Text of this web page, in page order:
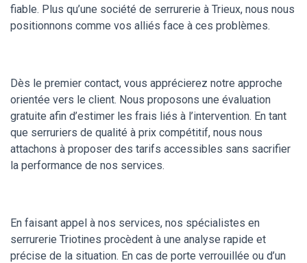
fiable. Plus qu’une société de serrurerie à Trieux, nous nous
positionnons comme vos alliés face à ces problèmes.
Dès le premier contact, vous apprécierez notre approche
orientée vers le client. Nous proposons une évaluation
gratuite afin d’estimer les frais liés à l’intervention. En tant
que serruriers de qualité à prix compétitif, nous nous
attachons à proposer des tarifs accessibles sans sacrifier
la performance de nos services.
En faisant appel à nos services, nos spécialistes en
serrurerie Triotines procèdent à une analyse rapide et
précise de la situation. En cas de porte verrouillée ou d’un